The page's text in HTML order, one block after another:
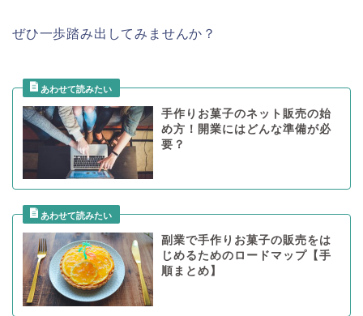
ぜひ一歩踏み出してみませんか？
手作りお菓子のネット販売の始
め方！開業にはどんな準備が必
要？
副業で手作りお菓子の販売をは
じめるためのロードマップ【手
順まとめ】